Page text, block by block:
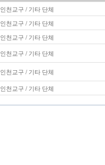
인천교구 / 기타 단체
인천교구 / 기타 단체
인천교구 / 기타 단체
인천교구 / 기타 단체
인천교구 / 기타 단체
인천교구 / 기타 단체